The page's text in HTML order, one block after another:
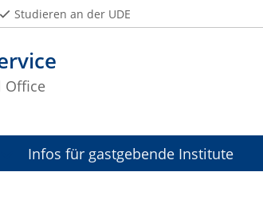
Office
Studieren an der UDE
Infos für gastgebende Institute